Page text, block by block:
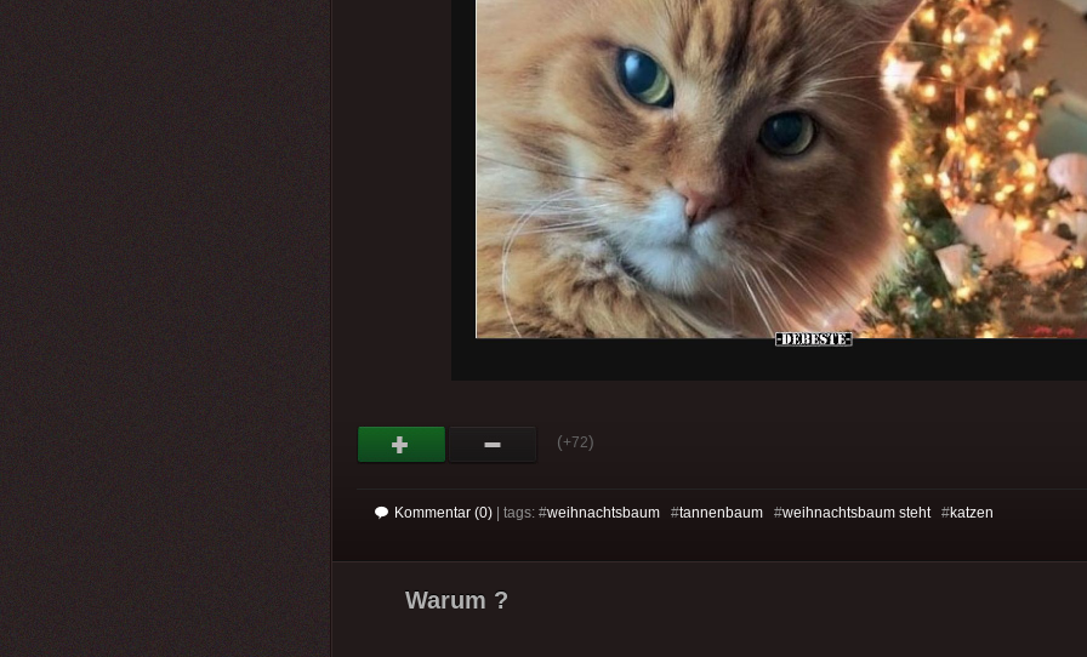
(+72)
Kommentar (0) | tags: #weihnachtsbaum #tannenbaum #weihnachtsbaum steht#katzen
Warum ?